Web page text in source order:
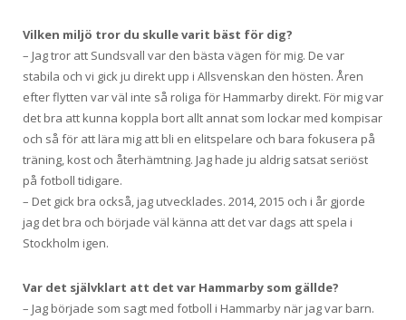
Vilken miljö tror du skulle varit bäst för dig?
– Jag tror att Sundsvall var den bästa vägen för mig. De var
stabila och vi gick ju direkt upp i Allsvenskan den hösten. Åren
efter flytten var väl inte så roliga för Hammarby direkt. För mig var
det bra att kunna koppla bort allt annat som lockar med kompisar
och så för att lära mig att bli en elitspelare och bara fokusera på
träning, kost och återhämtning. Jag hade ju aldrig satsat seriöst
på fotboll tidigare.
– Det gick bra också, jag utvecklades. 2014, 2015 och i år gjorde
jag det bra och började väl känna att det var dags att spela i
Stockholm igen.
Var det självklart att det var Hammarby som gällde?
– Jag började som sagt med fotboll i Hammarby när jag var barn.